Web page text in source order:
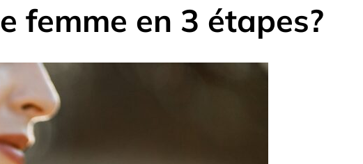
femme en 3 étapes?